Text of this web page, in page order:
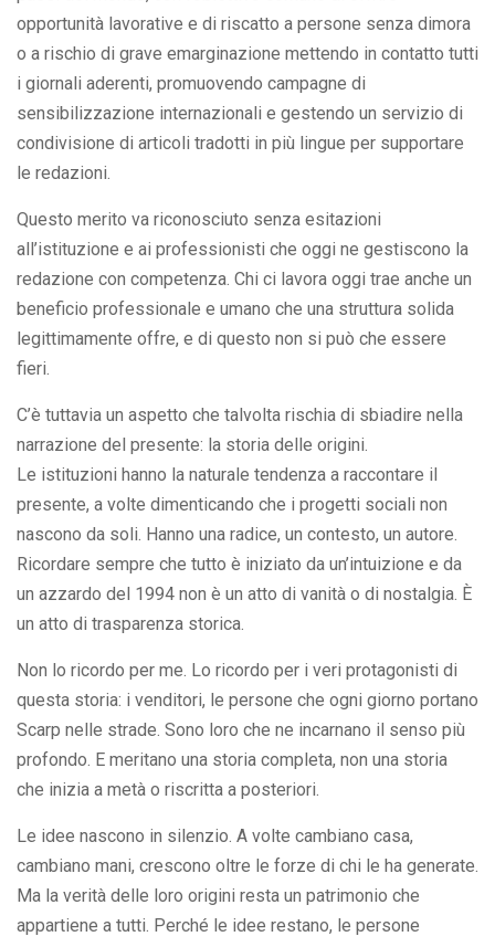
opportunità lavorative e di riscatto a persone senza dimora
o a rischio di grave emarginazione mettendo in contatto tutti
i giornali aderenti, promuovendo campagne di
sensibilizzazione internazionali e gestendo un servizio di
condivisione di articoli tradotti in più lingue per supportare
le redazioni.
Questo merito va riconosciuto senza esitazioni
all’istituzione e ai professionisti che oggi ne gestiscono la
redazione con competenza. Chi ci lavora oggi trae anche un
beneficio professionale e umano che una struttura solida
legittimamente offre, e di questo non si può che essere
fieri.
C’è tuttavia un aspetto che talvolta rischia di sbiadire nella
narrazione del presente: la storia delle origini.
Le istituzioni hanno la naturale tendenza a raccontare il
presente, a volte dimenticando che i progetti sociali non
nascono da soli. Hanno una radice, un contesto, un autore.
Ricordare sempre che tutto è iniziato da un’intuizione e da
un azzardo del 1994 non è un atto di vanità o di nostalgia. È
un atto di trasparenza storica.
Non lo ricordo per me. Lo ricordo per i veri protagonisti di
questa storia: i venditori, le persone che ogni giorno portano
Scarp nelle strade. Sono loro che ne incarnano il senso più
profondo. E meritano una storia completa, non una storia
che inizia a metà o riscritta a posteriori.
Le idee nascono in silenzio. A volte cambiano casa,
cambiano mani, crescono oltre le forze di chi le ha generate.
Ma la verità delle loro origini resta un patrimonio che
appartiene a tutti. Perché le idee restano, le persone